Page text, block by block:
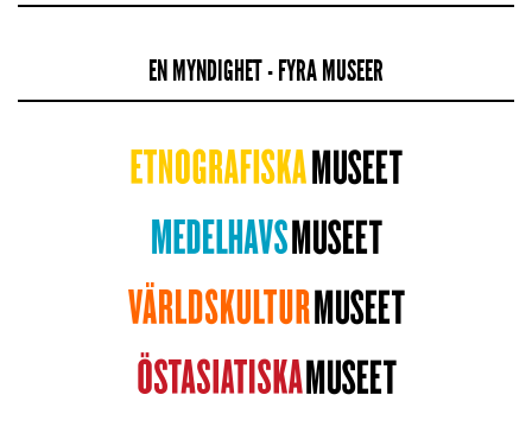
EN MYNDIGHET - FYRA MUSEER